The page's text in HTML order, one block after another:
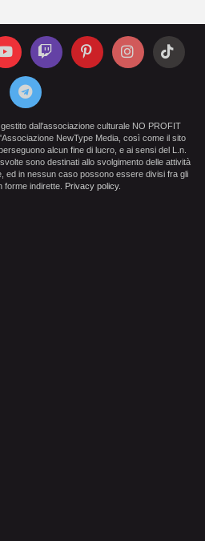
dall'associazione culturale NO PROFIT
NewType Media, così come il sito
alcun fine di lucro, e ai sensi del L.n.
sono destinati allo svolgimento delle attività
ed in nessun caso possono essere divisi fra gli
forme indirette.
Privacy policy.